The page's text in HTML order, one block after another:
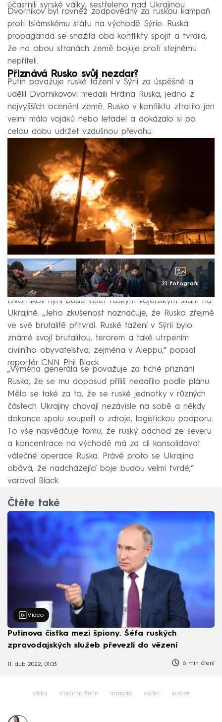
účastnili syrské války, sestřeleno nad Ukrajinou.
Dvornikov byl rovněž zodpovědný za ruskou kampaň
proti Islámskému státu na východě Sýrie. Ruská
propaganda se snažila oba konflikty spojit a tvrdila,
že na obou stranách země bojuje proti stejnému
nepříteli.
Přiznává Rusko svůj nezdar?
Putin považuje ruské tažení v Sýrii za úspěšné a
udělil Dvornikovovi medaili Hrdina Ruska, jedno z
nejvyšších ocenění země. Rusko v konfliktu ztratilo jen
velmi málo vojáků nebo letadel a dokázalo si po
celou dobu udržet vzdušnou převahu.
21 fotografií
Dvornikov nyní bude velet ruským vojenským silám na
Ukrajině. „Jeho zkušenost naznačuje, že Rusko zřejmě
ve své brutalitě přitvrdí. Ruské tažení v Sýrii bylo
známé svojí brutalitou, terorem a také utrpením
civilního obyvatelstva, zejména v Aleppu,“ popsal
reportér CNN Phil Black.
„Výměna generála se považuje za tiché přiznání
Ruska, že se mu doposud příliš nedařilo podle plánu.
Mělo se také za to, že se ruské jednotky v různých
částech Ukrajiny chovají nezávisle na sobě a někdy
dokonce spolu soupeří o zdroje, logistickou podporu.
To vše nasvědčuje tomu, že ruský odchod ze severu
a koncentrace na východě má za cíl konsolidovat
válečné operace Ruska. Právě proto se Ukrajina
obává, že nadcházející boje budou velmi tvrdé,“
varoval Black.
Čtěte také
Video
Putinova čistka mezi špiony. Šéfa ruských
zpravodajských služeb převezli do vězení
11. dub 2022, 01:03 6 min čtení
válka Vladimir Putin armáda vojáci invaze